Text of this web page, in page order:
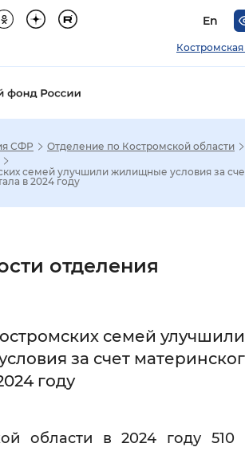
En
Костромская
Увеличенный
засечек С засечками
Интервал между буквами
СФР
Отделение по Костромской области
семей улучшили жилищные условия за
в 2024 году
отделения
семей улучшили
за счет
году
области в 2024 году 510